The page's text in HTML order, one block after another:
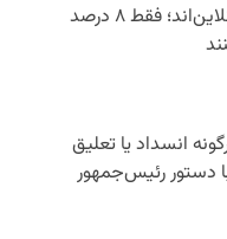
۷۵ درصد کودکان آنلاین‌اند؛ فقط ۸ درصد
انسداد یا تعلیق
دستور رئیس‌جمهور